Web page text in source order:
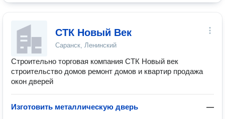
СТК Новый Век
Саранск, Ленинский
Строительно торговая компания СТК Новый век
строительство домов ремонт домов и квартир продажа
окон дверей
Изготовить металлическую дверь —